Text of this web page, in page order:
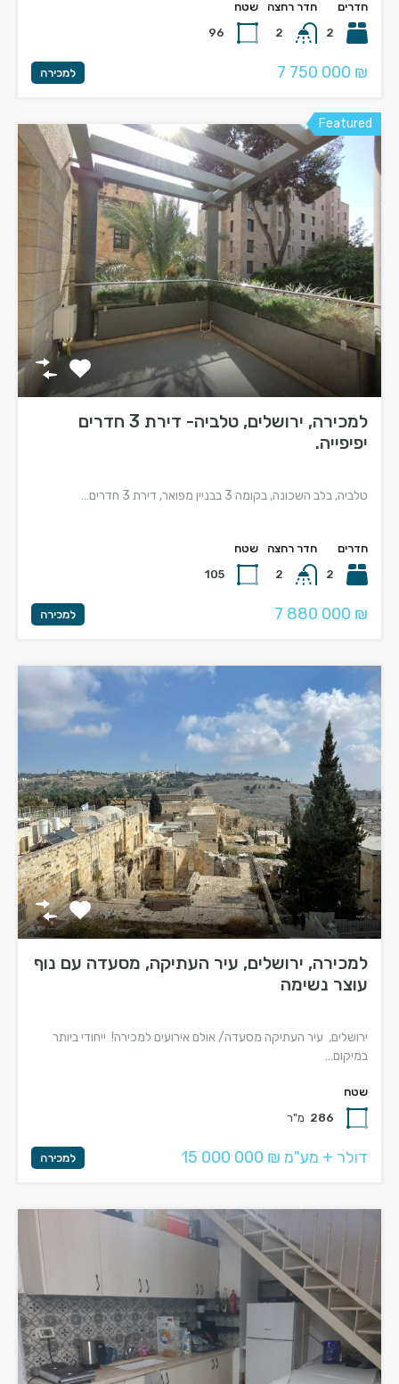
חדרים
2
חדר רחצה
2
שטח
96
למכירה 7 750 000 ₪
Featured
למכירה, ירושלים, טלביה- דירת 3 חדרים
יפיפייה.
טלביה, בלב השכונה, בקומה 3 בבניין מפואר, דירת 3 חדרים…
חדרים
2
חדר רחצה
2
שטח
105
למכירה 7 880 000 ₪
למכירה, ירושלים, עיר העתיקה, מסעדה עם נוף
עוצר נשימה
ירושלים, עיר העתיקה מסעדה/ אולם אירועים למכירה! ייחודי ביותר
במיקום…
שטח
286 מ"ר
למכירה 15 000 000 ₪ דולר + מע"מ